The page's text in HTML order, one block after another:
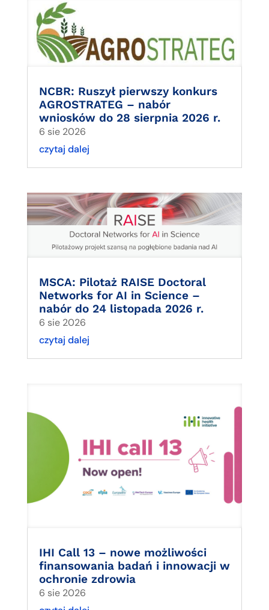
NCBR: Ruszył pierwszy konkurs
AGROSTRATEG – nabór
wniosków do 28 sierpnia 2026 r.
6 sie 2026
czytaj dalej
MSCA: Pilotaż RAISE Doctoral
Networks for AI in Science –
nabór do 24 listopada 2026 r.
6 sie 2026
czytaj dalej
IHI Call 13 – nowe możliwości
finansowania badań i innowacji w
ochronie zdrowia
6 sie 2026